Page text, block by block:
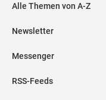
Alle Themen von A-Z
Newsletter
Messenger
RSS-Feeds